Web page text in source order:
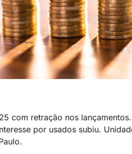
com retração nos
por usados subiu.